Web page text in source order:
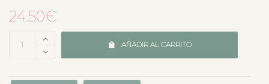
24.50€
AÑADIR AL CARRITO